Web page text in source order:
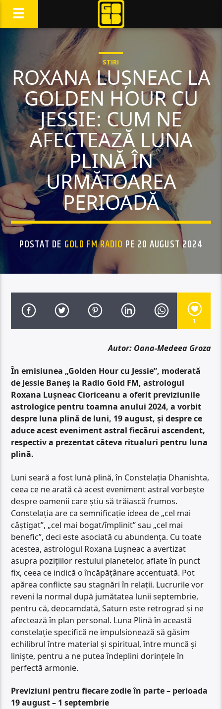
STIRI
ROXANA LUȘNEAC LA
GOLDEN HOUR CU
JESSIE: CUM NE
AFECTEAZĂ LUNA
PLINĂ ÎN
URMĂTOAREA
PERIOADĂ
POSTAT DE GOLD FM RADIO PE 20 AUGUST 2024
1
Autor: Oana-Medeea Groza
În emisiunea „Golden Hour cu Jessie”, moderată
de Jessie Baneș la Radio Gold FM, astrologul
Roxana Lușneac Cioriceanu a oferit previziunile
astrologice pentru toamna anului 2024, a vorbit
despre luna plină de luni, 19 august, și despre ce
aduce acest eveniment astral fiecărui ascendent,
respectiv a prezentat câteva ritualuri pentru luna
plină.
Luni seară a fost lună plină, în Constelația Dhanishta,
ceea ce ne arată că acest eveniment astral vorbește
despre oamenii care știu să trăiască frumos.
Constelația are ca semnificație ideea de „cel mai
câștigat”, „cel mai bogat/împlinit” sau „cel mai
benefic”, deci este asociată cu abundența. Cu toate
acestea, astrologul Roxana Lușneac a avertizat
asupra pozițiilor restului planetelor, aflate în punct
fix, ceea ce indică o încăpățânare accentuată. Pot
apărea conflicte sau stagnări în relații. Lucrurile vor
reveni la normal după jumătatea lunii septembrie,
pentru că, deocamdată, Saturn este retrograd și ne
afectează în plan personal. Luna Plină în această
constelație specifică ne impulsionează să găsim
echilibrul între material și spiritual, între muncă și
liniște, pentru a ne putea îndeplini dorințele în
perfectă armonie.
Previziuni pentru fiecare zodie în parte – perioada
19 august – 1 septembrie